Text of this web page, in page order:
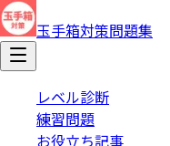
玉手箱対策問題集
レベル診断
練習問題
お役立ち記事